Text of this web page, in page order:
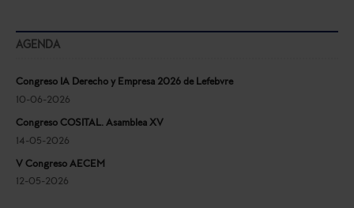
AGENDA
Congreso IA Derecho y Empresa 2026 de Lefebvre
10-06-2026
Congreso COSITAL. Asamblea XV
14-05-2026
V Congreso AECEM
12-05-2026